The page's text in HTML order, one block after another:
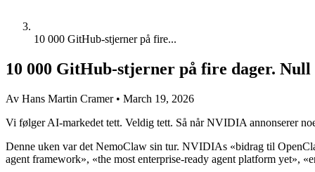
10 000 GitHub-stjerner på fire...
10 000 GitHub-stjerner på fire dager. Null
Av Hans Martin Cramer• March 19, 2026
Vi følger AI-markedet tett. Veldig tett. Så når NVIDIA annonserer
Denne uken var det NemoClaw sin tur. NVIDIAs «bidrag til
agent framework», «the most enterprise-ready agent platform yet»,